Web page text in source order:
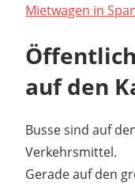
Mietwagen in
auf den
Busse sind auf
Verkehrsmittel.
Gerade auf den